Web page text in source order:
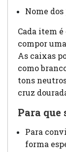
Nome
Cada item
compor
As caixas
como
tons
cruz
Para que
Para
forma